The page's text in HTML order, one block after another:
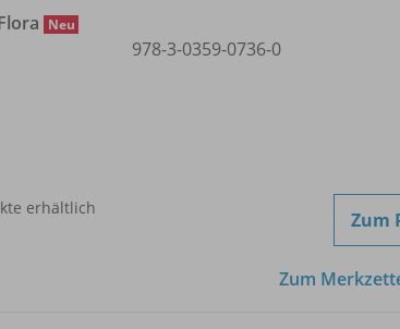
Neu
erhältlich
978-3-0359-0736-0
Zum
Zum